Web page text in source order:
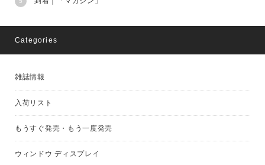
Categories
雑誌情報
入荷リスト
もうすぐ発売・もう一度発売
ウィンドウ ディスプレイ